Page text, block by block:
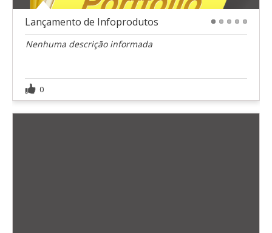
Lançamento de Infoprodutos
Nenhuma descrição informada
0